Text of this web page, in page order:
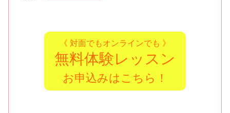
《 対面でもオンラインでも 》
無料体験レッスン
お申込みはこちら！